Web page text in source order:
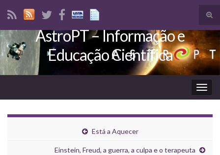
Search for:
AstroPT – Informação e
Educação Científica
Está a Aquecer
Einstein, Freud, a guerra, a culpa e o terapeuta